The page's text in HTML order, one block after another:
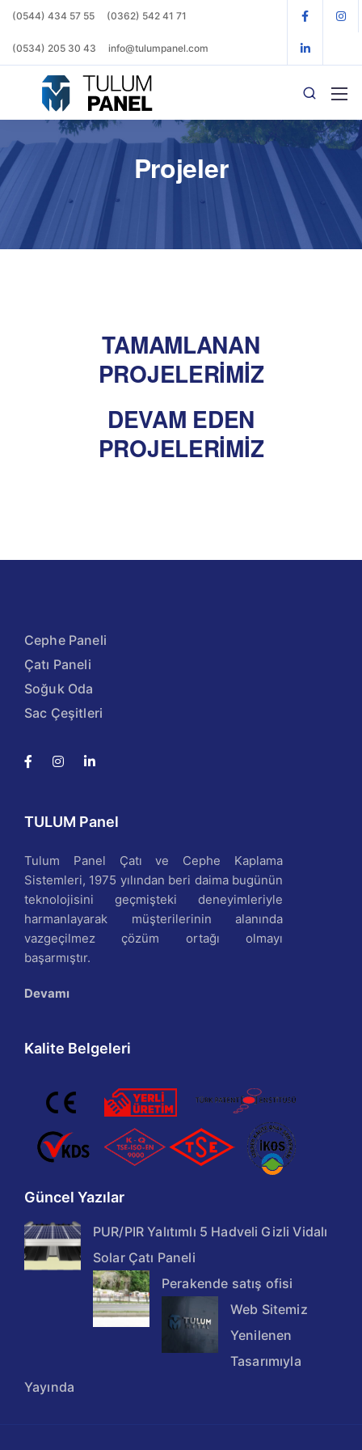
(0544) 434 57 55 (0362) 542 41 71
(0534) 205 30 43 info@tulumpanel.com
Projeler
TAMAMLANAN
PROJELERİMİZ
DEVAM EDEN
PROJELERİMİZ
Cephe Paneli
Çatı Paneli
Soğuk Oda
Sac Çeşitleri
TULUM Panel
Tulum Panel Çatı ve Cephe Kaplama
Sistemleri, 1975 yılından beri daima bugünün
teknolojisini geçmişteki deneyimleriyle
harmanlayarak müşterilerinin alanında
vazgeçilmez çözüm ortağı olmayı
başarmıştır.
Devamı
Kalite Belgeleri
Güncel Yazılar
PUR/PIR Yalıtımlı 5 Hadveli Gizli Vidalı
Solar Çatı Paneli
Perakende satış ofisi
Web Sitemiz
Yenilenen
Tasarımıyla
Yayında